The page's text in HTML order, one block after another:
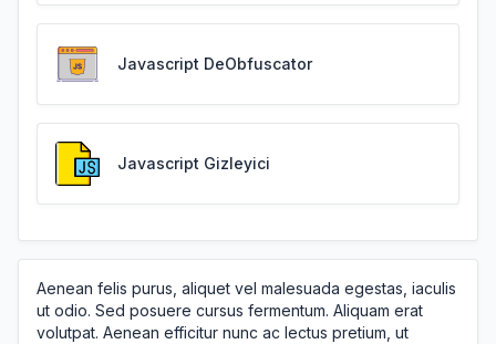
Javascript DeObfuscator
Javascript Gizleyici
Aenean felis purus, aliquet vel malesuada egestas, iaculis
ut odio. Sed posuere cursus fermentum. Aliquam erat
volutpat. Aenean efficitur nunc ac lectus pretium, ut